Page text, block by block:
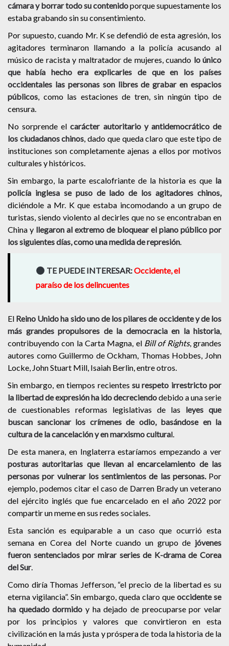
cámara y borrar todo su contenidoporque supuestamente los
estaba grabando sin su consentimiento.
Por supuesto, cuando Mr. K se defendió de esta agresión, los
agitadores terminaron llamando a la policía acusando al
músico de racista y maltratador de mujeres, cuando lo único
que había hecho era explicarles de que en los países
occidentales las personas son libres de grabar en espacios
públicos, como las estaciones de tren, sin ningún tipo de
censura.
No sorprende elcarácter autoritario y antidemocrático de
los ciudadanos chinos, dado que queda claro que este tipo de
instituciones son completamente ajenas a ellos por motivos
culturales y históricos.
Sin embargo, la parte escalofriante de la historia es que la
policía inglesa se puso de lado de los agitadores chinos,
diciéndole a Mr. K que estaba incomodando a un grupo de
turistas, siendo violento al decirles que no se encontraban en
China y llegaron al extremo de bloquear el piano público por
los siguientes días, como una medida de represión.
TE PUEDE INTERESAR:Occidente, el
paraíso de los delincuentes
El Reino Unido ha sido uno de los pilares de occidente y de los
más grandes propulsores de la democracia en la historia,
contribuyendo con la Carta Magna, el Bill of Rights, grandes
autores como Guillermo de Ockham, Thomas Hobbes, John
Locke, John Stuart Mill, Isaiah Berlin, entre otros.
Sin embargo, en tiempos recientes su respeto irrestricto por
la libertad de expresión ha ido decreciendodebido a una serie
de cuestionables reformas legislativas de las leyes que
buscan sancionar los crímenes de odio, basándose en la
cultura de la cancelación y en marxismo cultural.
De esta manera, en Inglaterra estaríamos empezando a ver
posturas autoritarias que llevan al encarcelamiento de las
personas por vulnerar los sentimientos de las personas.Por
ejemplo, podemos citar el caso de Darren Brady un veterano
del ejército inglés que fue encarcelado en el año 2022 por
compartir un meme en sus redes sociales.
Esta sanción es equiparable a un caso que ocurrió esta
semana en Corea del Norte cuando un grupo de jóvenes
fueron sentenciados por mirar series de K-drama de Corea
del Sur.
Como diría Thomas Jefferson, “el precio de la libertad es su
eterna vigilancia”. Sin embargo, queda claro que occidente se
ha quedado dormido y ha dejado de preocuparse por velar
por los principios y valores que convirtieron en esta
civilización en la más justa y próspera de toda la historia de la